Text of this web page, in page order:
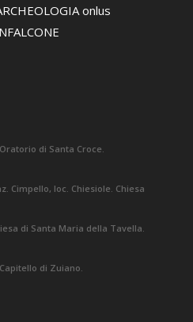
onlus
di Santa Croce.
Cimpello, loc. Chiesiole. Chiesa
di Santa Maria della Tavella.
di Zuiano.